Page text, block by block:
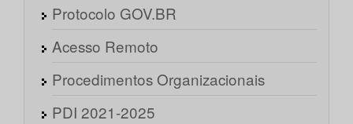
Protocolo GOV.BR
Acesso Remoto
Procedimentos Organizacionais
PDI 2021-2025